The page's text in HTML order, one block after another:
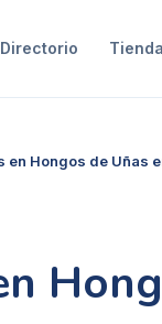
Directorio
en Hongos de Uñas